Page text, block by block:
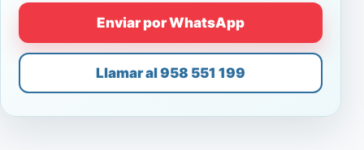
Enviar por WhatsApp
Llamar al 958 551 199